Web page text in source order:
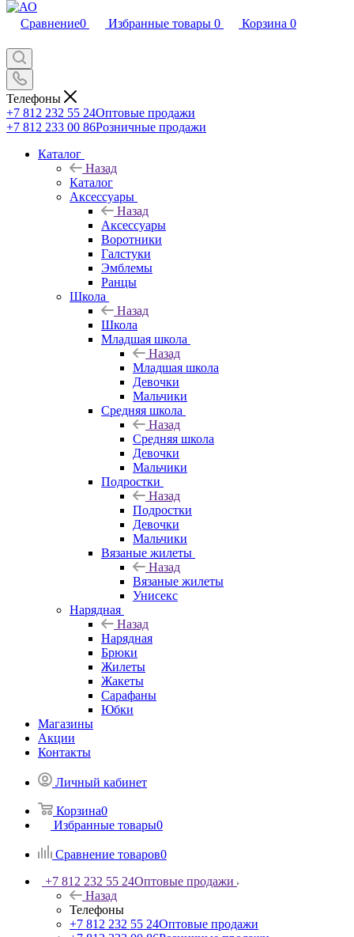
Сравнение0 Избранные товары 0 Корзина 0
Телефоны
+7 812 232 55 24Оптовые продажи
+7 812 233 00 86Розничные продажи
Каталог
Назад
Каталог
Аксессуары
Назад
Аксессуары
Воротники
Галстуки
Эмблемы
Ранцы
Школа
Назад
Школа
Младшая школа
Назад
Младшая школа
Девочки
Мальчики
Средняя школа
Назад
Средняя школа
Девочки
Мальчики
Подростки
Назад
Подростки
Девочки
Мальчики
Вязаные жилеты
Назад
Вязаные жилеты
Унисекс
Нарядная
Назад
Нарядная
Брюки
Жилеты
Жакеты
Сарафаны
Юбки
Магазины
Акции
Контакты
Личный кабинет
Корзина0
Избранные товары0
Сравнение товаров0
+7 812 232 55 24Оптовые продажи
Назад
Телефоны
+7 812 232 55 24Оптовые продажи